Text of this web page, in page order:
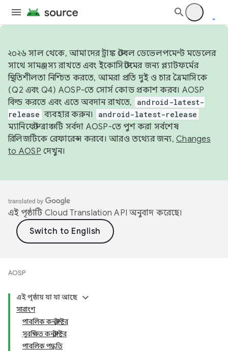
২০২৬ সাল থেকে, আমাদের ট্রাঙ্ক স্টেবল ডেভেলপমেন্ট মডেলের
সাথে সামঞ্জস্য রাখতে এবং ইকোসিস্টেমের জন্য প্ল্যাটফর্মের
স্থিতিশীলতা নিশ্চিত করতে, আমরা প্রতি দুই ও চার ত্রৈমাসিকে
(Q2 এবং Q4) AOSP-তে সোর্স কোড প্রকাশ করব। AOSP
বিল্ড করতে এবং এতে অবদান রাখতে,
android-latest-
release ব্যবহার করুন। android-latest-release
ম্যানিফেস্ট ব্রাঞ্চটি সর্বদা AOSP-তে পুশ করা সর্বশেষ
রিলিজটিকে রেফারেন্স করবে। আরও তথ্যের জন্য, Changes
to AOSP দেখুন।
এই পৃষ্ঠাটি Cloud Translation API অনুবাদ করেছে।
AOSP
এই পৃষ্ঠায় যা যা আছে
সারাংশ
পাবলিক কনস্ট্রাক্টর
সুরক্ষিত কনস্ট্রাক্টর
পাবলিক পদ্ধতি